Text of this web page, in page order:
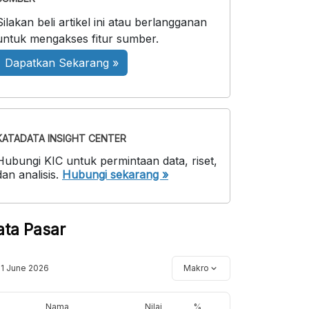
beli artikel ini atau berlangganan
mengakses fitur sumber.
Dapatkan Sekarang »
INSIGHT CENTER
KIC untuk permintaan data, riset,
analisis. Hubungi sekarang »
Pasar
June 2026 Makro
Nama Nilai %